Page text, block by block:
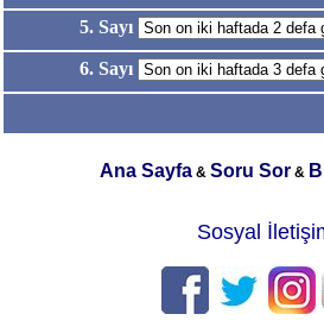
5. Sayı
6. Sayı
Ana Sayfa& Soru Sor&
Sosyal